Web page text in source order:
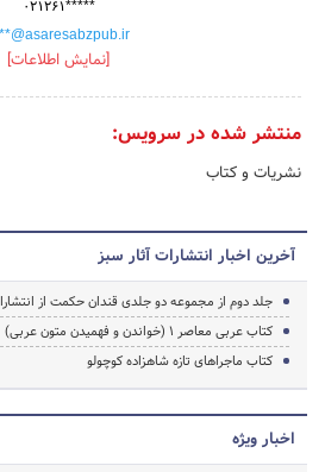
۰۲۱۲۶۱*****
[نمایش اطلاعات]
منتشر شده در سرویس:
نشریات و کتاب
آخرین اخبار انتشارات آثار سبز
جلد دوم از مجموعه دو جلدی قندان حکمت از
کتاب عربی معاصر ۱ (خواندن و فهمیدن متون عربی)
کتاب ماجراهای تازه شاهزاده کوچولو
اخبار ویژه